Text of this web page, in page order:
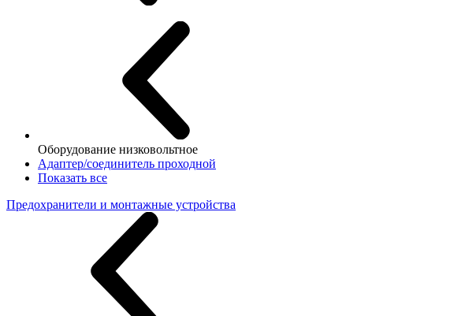
Оборудование низковольтное
Адаптер/соединитель проходной
Показать все
Предохранители и монтажные устройства